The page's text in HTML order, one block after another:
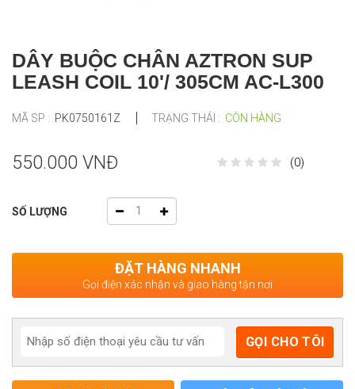
DÂY BUỘC CHÂN AZTRON SUP
LEASH COIL 10'/ 305CM AC-L300
MÃ SP : PK0750161Z TRẠNG THÁI : CÒN HÀNG
550.000 VNĐ (0)
SỐ LƯỢNG
ĐẶT HÀNG NHANH
Gọi điện xác nhận và giao hàng tận nơi